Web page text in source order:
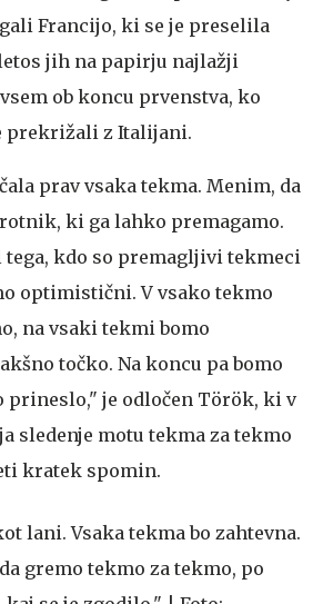
Francijo, ki se je preselila
jih na papirju najlažji
ob koncu prvenstva, ko
prekrižali z Italijani.
prav vsaka tekma. Menim, da
ki ga lahko premagamo.
kdo so premagljivi tekmeci
optimistični. V vsako tekmo
na vsaki tekmi bomo
točko. Na koncu pa bomo
prineslo," je odločen Török, ki v
sledenje motu tekma za tekmo
kratek spomin.